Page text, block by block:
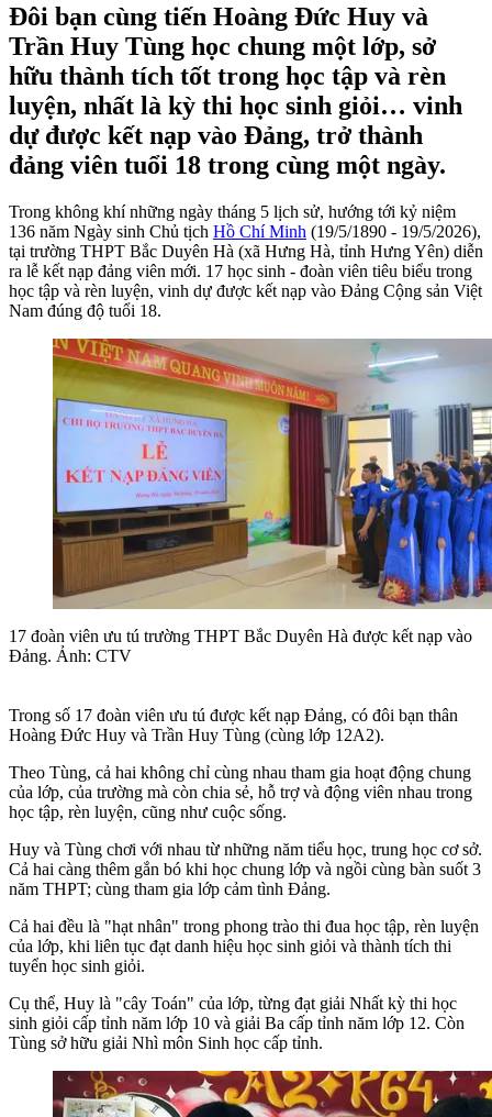
Đôi bạn cùng tiến Hoàng Đức Huy và
Trần Huy Tùng học chung một lớp, sở
hữu thành tích tốt trong học tập và rèn
luyện, nhất là kỳ thi học sinh giỏi… vinh
dự được kết nạp vào Đảng, trở thành
đảng viên tuổi 18 trong cùng một ngày.
Trong không khí những ngày tháng 5 lịch sử, hướng tới kỷ niệm
136 năm Ngày sinh Chủ tịch Hồ Chí Minh (19/5/1890 - 19/5/2026),
tại trường THPT Bắc Duyên Hà (xã Hưng Hà, tỉnh Hưng Yên) diễn
ra lễ kết nạp đảng viên mới. 17 học sinh - đoàn viên tiêu biểu trong
học tập và rèn luyện, vinh dự được kết nạp vào Đảng Cộng sản Việt
Nam đúng độ tuổi 18.
17 đoàn viên ưu tú trường THPT Bắc Duyên Hà được kết nạp vào
Đảng. Ảnh: CTV
Trong số 17 đoàn viên ưu tú được kết nạp Đảng, có đôi bạn thân
Hoàng Đức Huy và Trần Huy Tùng (cùng lớp 12A2).
Theo Tùng, cả hai không chỉ cùng nhau tham gia hoạt động chung
của lớp, của trường mà còn chia sẻ, hỗ trợ và động viên nhau trong
học tập, rèn luyện, cũng như cuộc sống.
Huy và Tùng chơi với nhau từ những năm tiểu học, trung học cơ sở.
Cả hai càng thêm gắn bó khi học chung lớp và ngồi cùng bàn suốt 3
năm THPT; cùng tham gia lớp cảm tình Đảng.
Cả hai đều là "hạt nhân" trong phong trào thi đua học tập, rèn luyện
của lớp, khi liên tục đạt danh hiệu học sinh giỏi và thành tích thi
tuyển học sinh giỏi.
Cụ thể, Huy là "cây Toán" của lớp, từng đạt giải Nhất kỳ thi học
sinh giỏi cấp tỉnh năm lớp 10 và giải Ba cấp tỉnh năm lớp 12. Còn
Tùng sở hữu giải Nhì môn Sinh học cấp tỉnh.